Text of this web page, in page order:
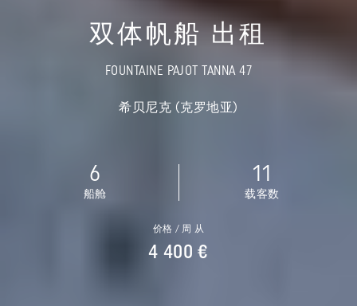
双体帆船 出租
FOUNTAINE PAJOT TANNA 47
希贝尼克 (克罗地亚)
6
船舱
11
载客数
价格 / 周 从
4 400 €